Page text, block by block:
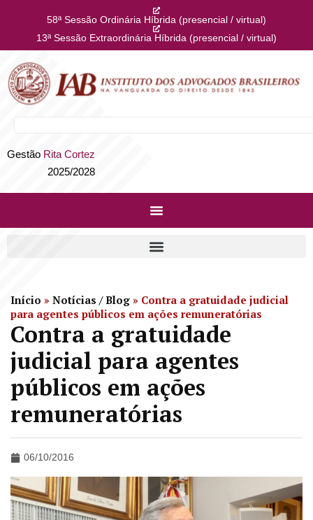
58ª Sessão Ordinária Híbrida (presencial / virtual)
13ª Sessão Extraordinária Híbrida (presencial / virtual)
Gestão Rita Cortez
2025/2028
Início » Notícias / Blog » Contra a gratuidade judicial
para agentes públicos em ações remuneratórias
Contra a gratuidade
judicial para agentes
públicos em ações
remuneratórias
06/10/2016